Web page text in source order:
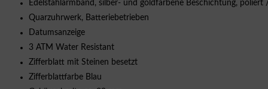
Edelstahlarmband, silber- und goldfarbene Beschichtung, poliert
Quarzuhrwerk, Batteriebetrieben
Datumsanzeige
3 ATM Water Resistant
Zifferblatt mit Steinen besetzt
Zifferblattfarbe Blau